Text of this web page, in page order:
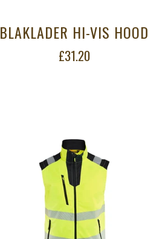
BLAKLADER HI-VIS HOOD
£31.20